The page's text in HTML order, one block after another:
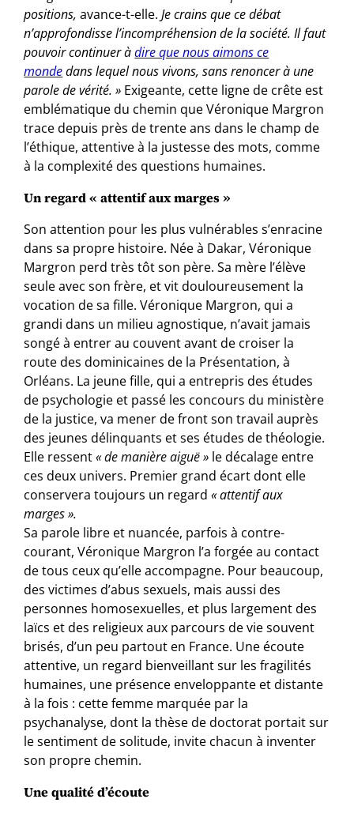
positions, avance-t-elle.Je crains que ce débat
n’approfondisse l’incompréhension de la société. Il faut
pouvoir continuer àdire que nous aimons ce
mondedans lequel nous vivons, sans renoncer à une
parole de vérité. » Exigeante, cette ligne de crête est
emblématique du chemin que Véronique Margron
trace depuis près de trente ans dans le champ de
l’éthique, attentive à la justesse des mots, comme
à la complexité des questions humaines.
Un regard « attentif aux marges »
Son attention pour les plus vulnérables s’enracine
dans sa propre histoire. Née à Dakar, Véronique
Margron perd très tôt son père. Sa mère l’élève
seule avec son frère, et vit douloureusement la
vocation de sa fille. Véronique Margron, qui a
grandi dans un milieu agnostique, n’avait jamais
songé à entrer au couvent avant de croiser la
route des dominicaines de la Présentation, à
Orléans. La jeune fille, qui a entrepris des études
de psychologie et passé les concours du ministère
de la justice, va mener de front son travail auprès
des jeunes délinquants et ses études de théologie.
Elle ressent« de manière aiguë » le décalage entre
ces deux univers. Premier grand écart dont elle
conservera toujours un regard« attentif aux
marges ».
Sa parole libre et nuancée, parfois à contre-
courant, Véronique Margron l’a forgée au contact
de tous ceux qu’elle accompagne. Pour beaucoup,
des victimes d’abus sexuels, mais aussi des
personnes homosexuelles, et plus largement des
laïcs et des religieux aux parcours de vie souvent
brisés, d’un peu partout en France. Une écoute
attentive, un regard bienveillant sur les fragilités
humaines, une présence enveloppante et distante
à la fois : cette femme marquée par la
psychanalyse, dont la thèse de doctorat portait sur
le sentiment de solitude, invite chacun à inventer
son propre chemin.
Une qualité d’écoute